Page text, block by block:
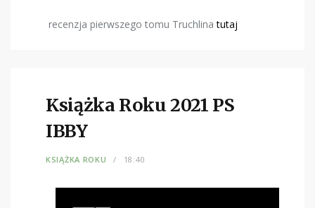
recenzja pierwszego tomu Truchlinatutaj
Książka Roku 2021 PS
IBBY
KSIĄŻKA ROKU 18:40